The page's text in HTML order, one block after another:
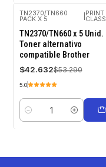
OFF
TN2370/TN660
PACK X 5
PRINT
CLASS
TN2370/TN660 x 5 Unid.
Toner alternativo
compatible Brother
$42.632$53.290
5.0
Cantidad